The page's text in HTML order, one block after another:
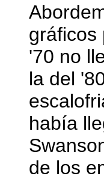
gráficos
'70 no
la del
había
de los